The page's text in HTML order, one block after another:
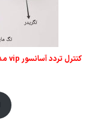
کنترل تردد آسانسور vip مدل SH720 (محدود کننده آسانسور تا ۱۰ توقف)